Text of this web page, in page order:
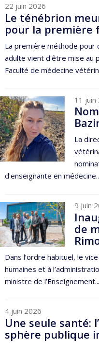
22 juin 2026
Le ténébrion
pour la première
La première méthode pour
adulte vient d'être mise au
Faculté de médecine
11 juin
La
d'enseignante en
9 juin
de
Dans l’ordre habituel, le
humaines et à
ministre de l’Enseignement...
4 juin 2026
Une seule santé:
sphère publique